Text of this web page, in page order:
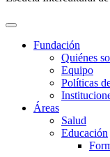
Fundación
Quiénes
Equipo
Políticas
Áreas
Salud
Educación